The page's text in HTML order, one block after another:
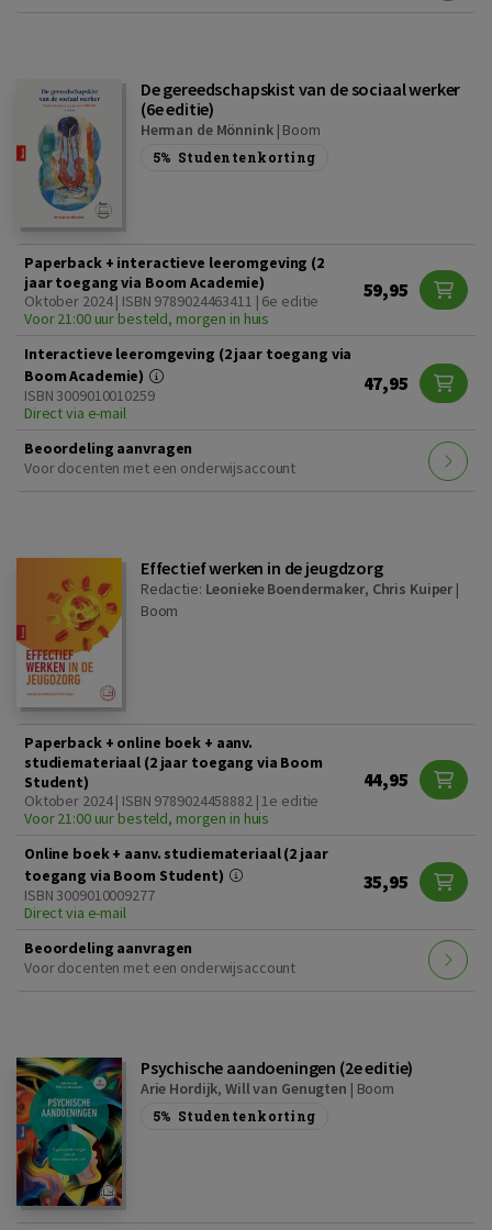
De gereedschapskist van de sociaal werker
(6e editie)
Herman de Mönnink| Boom
5% Studentenkorting
Paperback + interactieve leeromgeving (2
jaar toegang via Boom Academie)
Oktober 2024 | ISBN 9789024463411 | 6e editie
Voor 21:00 uur besteld, morgen in huis
59,95
Interactieve leeromgeving (2 jaar toegang via
Boom Academie)
ISBN 3009010010259
Direct via e-mail
47,95
Beoordeling aanvragen
Voor docenten met een onderwijsaccount
Effectief werken in de jeugdzorg
Redactie: Leonieke Boendermaker, Chris Kuiper |
Boom
Paperback + online boek + aanv.
studiemateriaal (2 jaar toegang via Boom
Student)
Oktober 2024 | ISBN 9789024458882 | 1e editie
Voor 21:00 uur besteld, morgen in huis
44,95
Online boek + aanv. studiemateriaal (2 jaar
toegang via Boom Student)
ISBN 3009010009277
Direct via e-mail
35,95
Beoordeling aanvragen
Voor docenten met een onderwijsaccount
Psychische aandoeningen (2e editie)
Arie Hordijk,Will van Genugten | Boom
5% Studentenkorting